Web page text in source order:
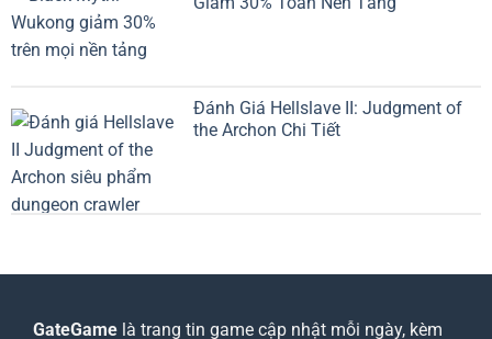
Đánh Giá Hellslave II: Judgment of
the Archon Chi Tiết
GateGame là trang tin game cập nhật mỗi ngày, kèm